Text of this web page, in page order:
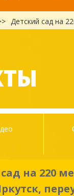
Детский сад на
на 220